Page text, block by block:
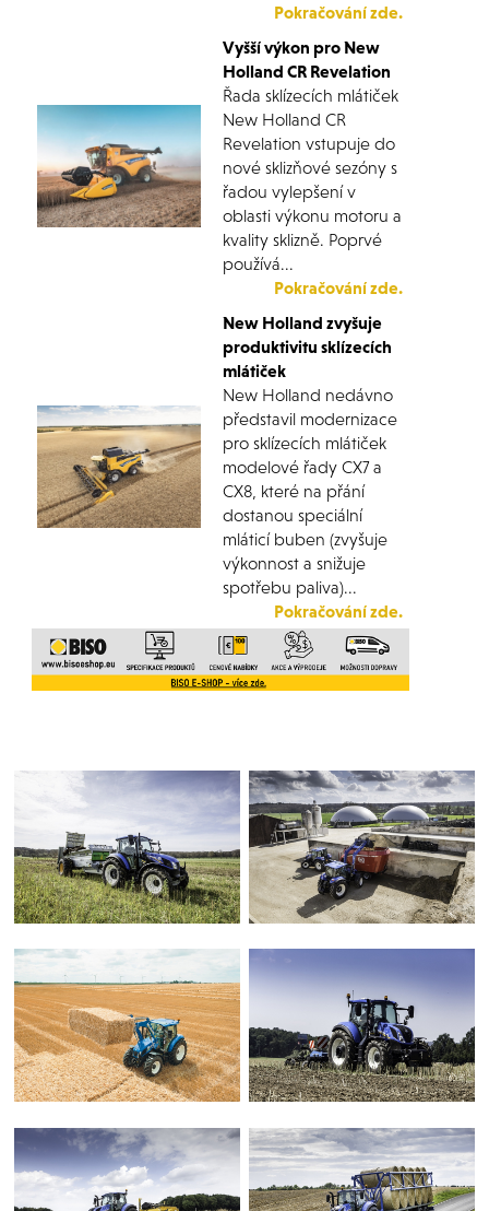
Pokračování zde.
Vyšší výkon pro New
Holland CR Revelation
Řada sklízecích mlátiček
New Holland CR
Revelation vstupuje do
nové sklizňové sezóny s
řadou vylepšení v
oblasti výkonu motoru a
kvality sklizně. Poprvé
používá...
Pokračování zde.
New Holland zvyšuje
produktivitu sklízecích
mlátiček
New Holland nedávno
představil modernizace
pro sklízecích mlátiček
modelové řady CX7 a
CX8, které na přání
dostanou speciální
mláticí buben (zvyšuje
výkonnost a snižuje
spotřebu paliva)...
Pokračování zde.